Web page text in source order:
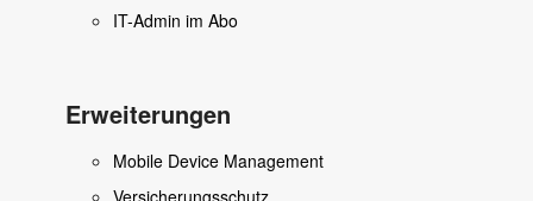
IT-Admin im Abo
Erweiterungen
Mobile Device Management
Versicherungsschutz